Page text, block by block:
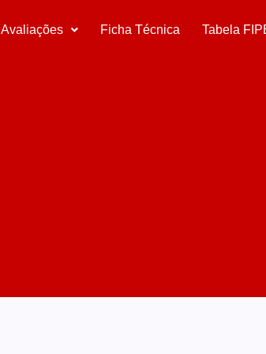
Avaliações Ficha Técnica Tabela